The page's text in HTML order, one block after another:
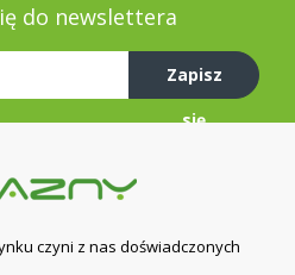
do newslettera
Zapisz
się
czyni z nas doświadczonych